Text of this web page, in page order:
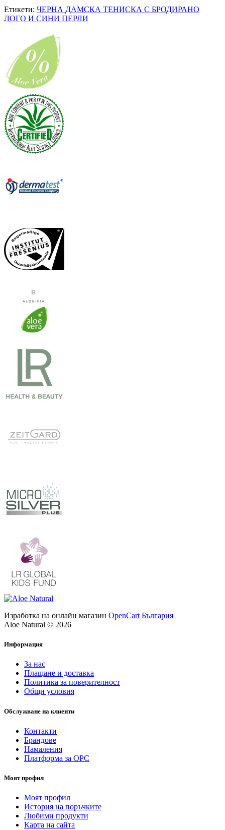
Етикети: ЧЕРНА ДАМСКА ТЕНИСКА С БРОДИРАНО
ЛОГО И СИНИ ПЕРЛИ
Изработка на онлайн магазин OpenCart България
Aloe Natural © 2026
Информация
За нас
Плащане и доставка
Политика за поверителност
Общи условия
Обслужване на клиенти
Контакти
Брандове
Намаления
Платформа за ОРС
Моят профил
Моят профил
История на поръчките
Любими продукти
Карта на сайта